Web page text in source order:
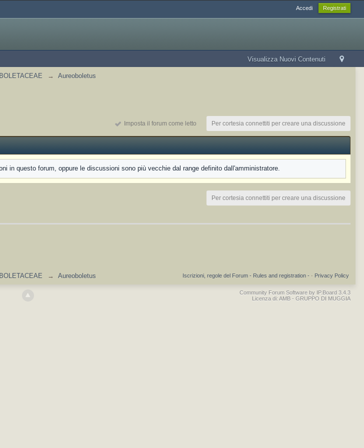
Accedi Registrati
Visualizza Nuovi Contenuti
BOLETACEAE → Aureoboletus
Per cortesia connettiti per creare una discussione
Imposta il forum come letto
in questo forum, oppure le discussioni sono più vecchie dal range definito dall'amministratore.
Per cortesia connettiti per creare una discussione
BOLETACEAE → Aureoboletus Privacy Policy
Iscrizioni, regole del Forum - Rules and registration - ·
Community Forum Software by IP.Board 3.4.3
Licenza di: AMB - GRUPPO DI MUGGIA